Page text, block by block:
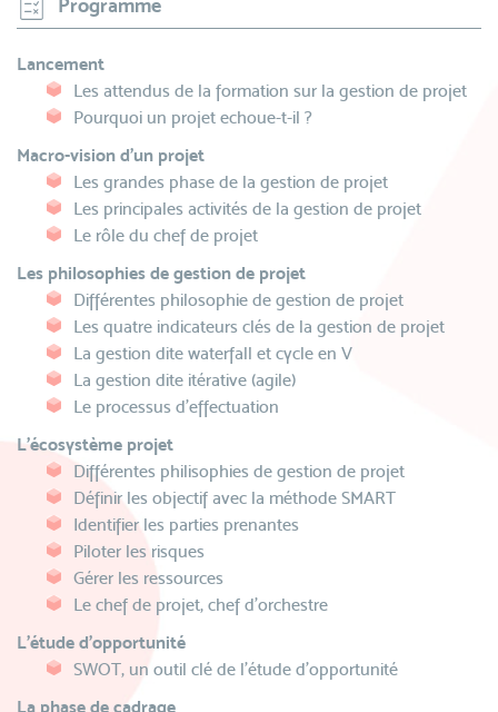
Programme
Lancement
Les attendus de la formation sur la gestion de projet
Pourquoi un projet echoue-t-il ?
Macro-vision d’un projet
Les grandes phase de la gestion de projet
Les principales activités de la gestion de projet
Le rôle du chef de projet
Les philosophies de gestion de projet
Différentes philosophie de gestion de projet
Les quatre indicateurs clés de la gestion de projet
La gestion dite waterfall et cycle en V
La gestion dite itérative (agile)
Le processus d'effectuation
L’écosystème projet
Différentes philisophies de gestion de projet
Définir les objectif avec la méthode SMART
Identifier les parties prenantes
Piloter les risques
Gérer les ressources
Le chef de projet, chef d'orchestre
L’étude d’opportunité
SWOT, un outil clé de l'étude d'opportunité
La phase de cadrage